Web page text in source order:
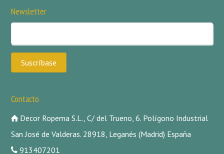
Newsletter
Contacto
Decor Ropema S.L., C/ del Trueno, 6. Polígono Industrial
San José de Valderas. 28918, Leganés (Madrid) España
913407201